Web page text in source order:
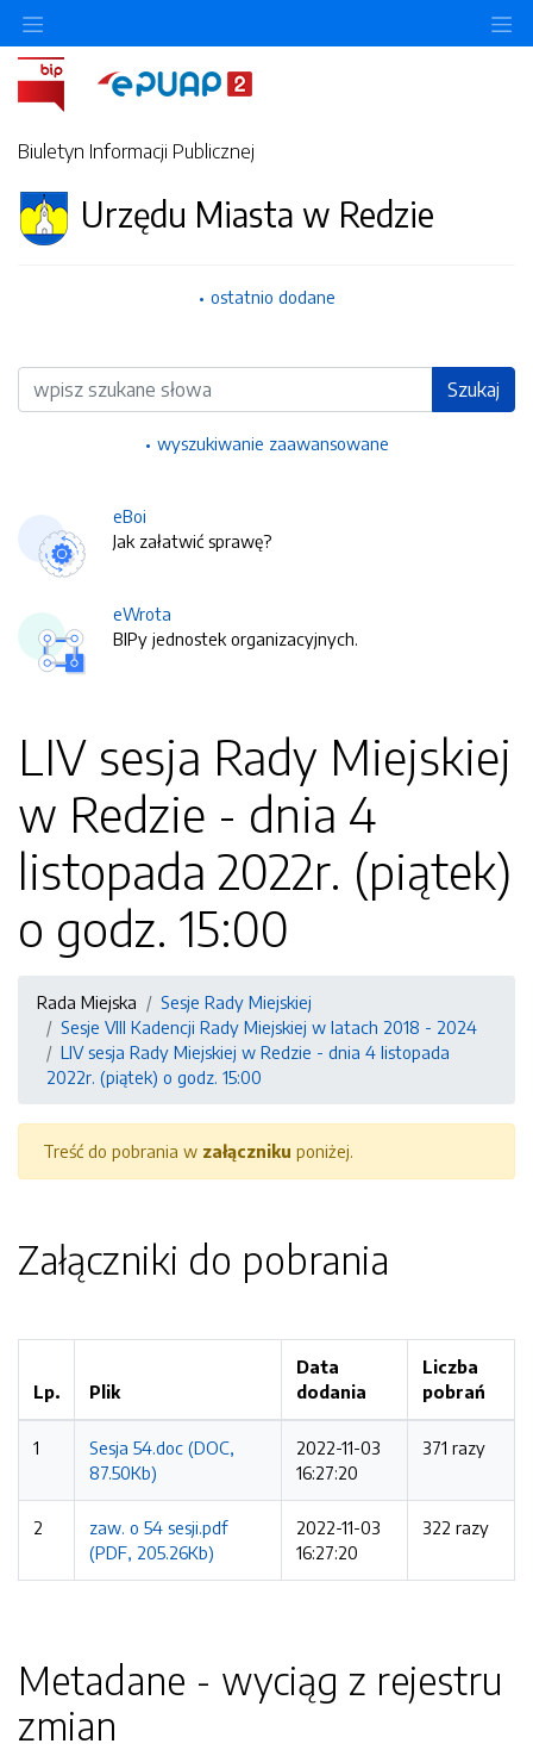
Biuletyn Informacji Publicznej
Urzędu Miasta w Redzie
ostatnio dodane
Wyszukiwarka Szukaj
wyszukiwanie zaawansowane
eBoi
Jak załatwić sprawę?
eWrota
BIPy jednostek organizacyjnych.
LIV sesja Rady Miejskiej
w Redzie - dnia 4
listopada 2022r. (piątek)
o godz. 15:00
Rada Miejska
Sesje Rady Miejskiej
Sesje VIII Kadencji Rady Miejskiej w latach 2018 - 2024
LIV sesja Rady Miejskiej w Redzie - dnia 4 listopada
2022r. (piątek) o godz. 15:00
Treść do pobrania w załączniku poniżej.
Załączniki do pobrania
Lp. Plik
Data
dodania
Liczba
pobrań
1
Sesja 54.doc (DOC,
87.50Kb)
2022-11-03
16:27:20
371 razy
2
zaw. o 54 sesji.pdf
(PDF, 205.26Kb)
2022-11-03
16:27:20
322 razy
Metadane - wyciąg z rejestru
zmian